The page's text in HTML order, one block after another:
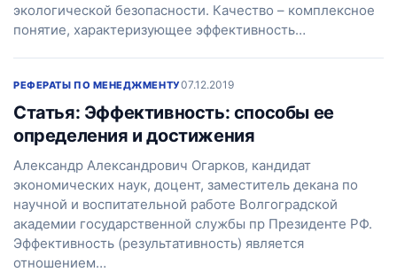
экологической безопасности. Качество – комплексное
понятие, характеризующее эффективность…
РЕФЕРАТЫ ПО МЕНЕДЖМЕНТУ07.12.2019
Статья: Эффективность: способы ее
определения и достижения
Александр Александрович Огарков, кандидат
экономических наук, доцент, заместитель декана по
научной и воспитательной работе Волгоградской
академии государственной службы пр Президенте РФ.
Эффективность (результативность) является
отношением…